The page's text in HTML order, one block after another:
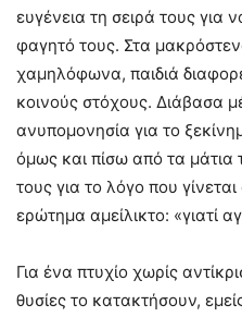
ευγένεια τη σειρά τους για
φαγητό τους. Στα
χαμηλόφωνα, παιδιά
κοινούς στόχους. Διάβασα
ανυπομονησία για το
όμως και πίσω από τα μάτια
τους για το λόγο που
ερώτημα αμείλικτο: «γιατί
Για ένα πτυχίο χωρίς
θυσίες το κατακτήσουν,